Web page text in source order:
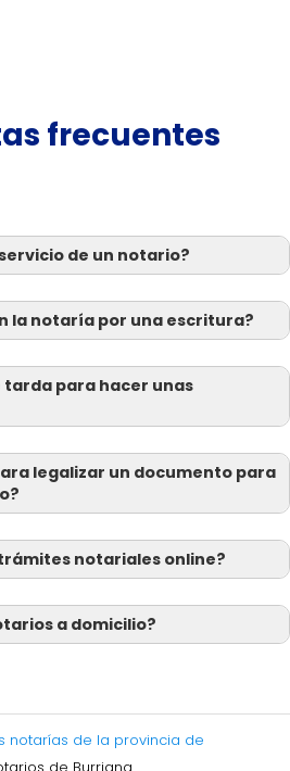
frecuentes
de un notario?
la notaría por una escritura?
para hacer unas
legalizar un documento para
notariales online?
a domicilio?
notarías de la provincia de